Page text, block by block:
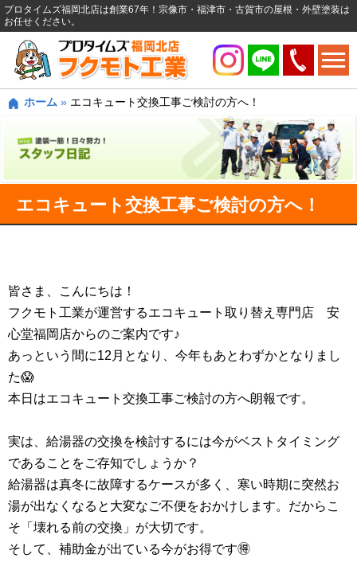
プロタイムズ福岡北店は創業67年！宗像市・福津市・古賀市の屋根・外壁塗装は
お任せください。
ホーム » エコキュート交換工事ご検討の方へ！
エコキュート交換工事ご検討の方へ！
皆さま、こんにちは！
フクモト工業が運営するエコキュート取り替え専門店 安
心堂福岡店からのご案内です♪
あっという間に12月となり、今年もあとわずかとなりまし
た😱
本日はエコキュート交換工事ご検討の方へ朗報です。
実は、給湯器の交換を検討するには今がベストタイミング
であることをご存知でしょうか？
給湯器は真冬に故障するケースが多く、寒い時期に突然お
湯が出なくなると大変なご不便をおかけします。だからこ
そ「壊れる前の交換」が大切です。
そして、補助金が出ている今がお得です🉐